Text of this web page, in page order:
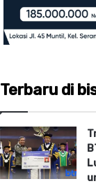
Terbaru di